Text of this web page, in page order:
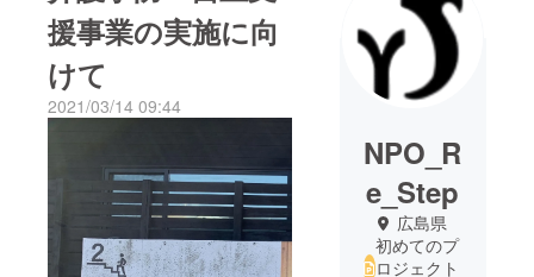
援事業の実施に向
けて
2021/03/14 09:44
NPO_R
e_Step
広島県
初めてのプ
ロジェクト